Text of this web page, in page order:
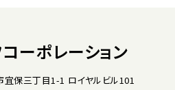
ーポレーション
保三丁目1-1 ロイヤルビル101